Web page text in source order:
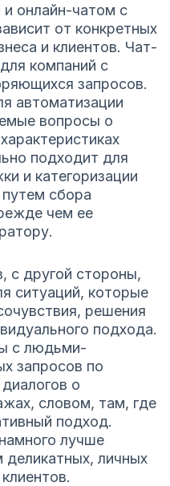
онлайн-чатом с
от конкретных
и клиентов. Чат-
компаний с
запросов.
автоматизации
вопросы о
подходит для
и категоризации
сбора
чем ее
с другой стороны,
ситуаций, которые
решения
подхода.
с людьми-
запросов по
о
словом, там, где
подход.
лучше
личных